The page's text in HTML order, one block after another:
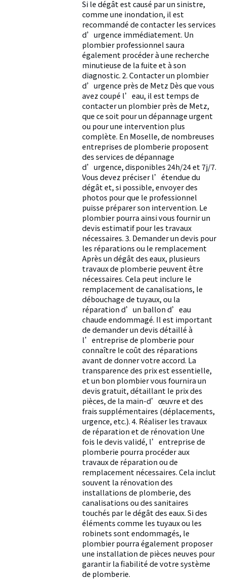
Si le dégât est causé par un sinistre,
comme une inondation, il est
recommandé de contacter les services
d’urgence immédiatement. Un
plombier professionnel saura
également procéder à une recherche
minutieuse de la fuite et à son
diagnostic. 2. Contacter un plombier
d’urgence près de Metz Dès que vous
avez coupé l’eau, il est temps de
contacter un plombier près de Metz,
que ce soit pour un dépannage urgent
ou pour une intervention plus
complète. En Moselle, de nombreuses
entreprises de plomberie proposent
des services de dépannage
d’urgence, disponibles 24h/24 et 7j/7.
Vous devez préciser l’étendue du
dégât et, si possible, envoyer des
photos pour que le professionnel
puisse préparer son intervention. Le
plombier pourra ainsi vous fournir un
devis estimatif pour les travaux
nécessaires. 3. Demander un devis pour
les réparations ou le remplacement
Après un dégât des eaux, plusieurs
travaux de plomberie peuvent être
nécessaires. Cela peut inclure le
remplacement de canalisations, le
débouchage de tuyaux, ou la
réparation d’un ballon d’eau
chaude endommagé. Il est important
de demander un devis détaillé à
l’entreprise de plomberie pour
connaître le coût des réparations
avant de donner votre accord. La
transparence des prix est essentielle,
et un bon plombier vous fournira un
devis gratuit, détaillant le prix des
pièces, de la main-d’œuvre et des
frais supplémentaires (déplacements,
urgence, etc.). 4. Réaliser les travaux
de réparation et de rénovation Une
fois le devis validé, l’entreprise de
plomberie pourra procéder aux
travaux de réparation ou de
remplacement nécessaires. Cela inclut
souvent la rénovation des
installations de plomberie, des
canalisations ou des sanitaires
touchés par le dégât des eaux. Si des
éléments comme les tuyaux ou les
robinets sont endommagés, le
plombier pourra également proposer
une installation de pièces neuves pour
garantir la fiabilité de votre système
de plomberie.